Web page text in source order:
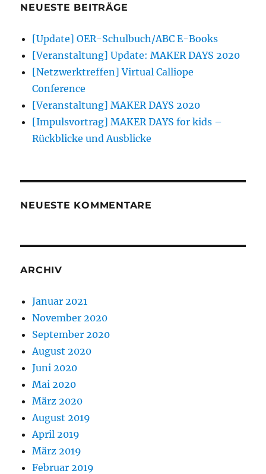
NEUESTE BEITRÄGE
[Update] OER-Schulbuch/ABC E-Books
[Veranstaltung] Update: MAKER DAYS 2020
[Netzwerktreffen] Virtual Calliope
Conference
[Veranstaltung] MAKER DAYS 2020
[Impulsvortrag] MAKER DAYS for kids –
Rückblicke und Ausblicke
NEUESTE KOMMENTARE
ARCHIV
Januar 2021
November 2020
September 2020
August 2020
Juni 2020
Mai 2020
März 2020
August 2019
April 2019
März 2019
Februar 2019